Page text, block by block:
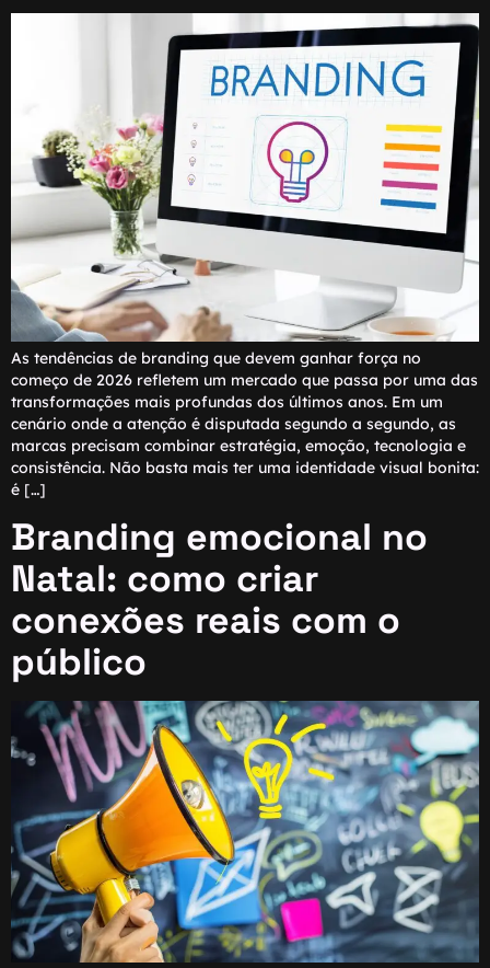
As tendências de branding que devem ganhar força no
começo de 2026 refletem um mercado que passa por uma das
transformações mais profundas dos últimos anos. Em um
cenário onde a atenção é disputada segundo a segundo, as
marcas precisam combinar estratégia, emoção, tecnologia e
consistência. Não basta mais ter uma identidade visual bonita:
é […]
Branding emocional no
Natal: como criar
conexões reais com o
público